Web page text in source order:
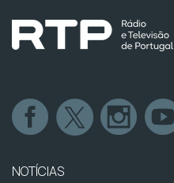
NOTÍCIAS